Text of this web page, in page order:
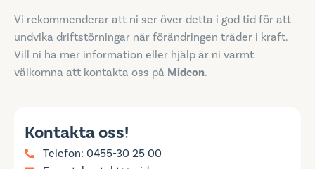
Vi rekommenderar att ni ser över detta i god tid för att
undvika driftstörningar när förändringen träder i kraft.
Vill ni ha mer information eller hjälp är ni varmt
välkomna att kontakta oss på Midcon.
Kontakta oss!
Telefon: 0455-30 25 00